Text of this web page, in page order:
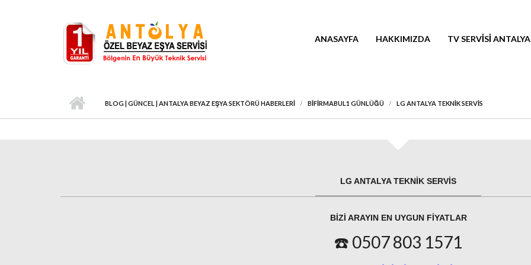
ANASAYFA HAKKIMIZDA TV SERVISI ANTALYA
BLOG | GÜNCEL | ANTALYA BEYAZ EŞYA SEKTÖRÜ HABERLERI BIFIRMABUL1 GÜNLÜĞÜ LG ANTALYA TEKNIK SERVIS
LG ANTALYA TEKNIK SERVIS
BIZI ARAYIN EN UYGUN FIYATLAR
☎️ 0507 803 1571